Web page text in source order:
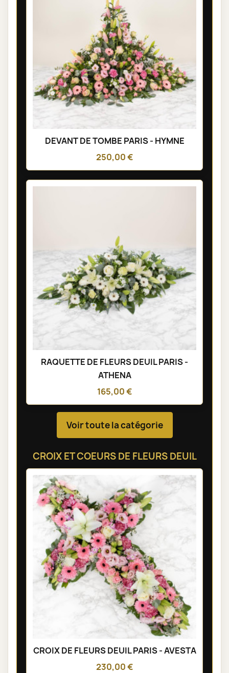
DEVANT DE TOMBE PARIS - HYMNE
250,00 €
RAQUETTE DE FLEURS DEUIL PARIS -
ATHENA
165,00 €
Voir toute la catégorie
CROIX ET COEURS DE FLEURS DEUIL
CROIX DE FLEURS DEUIL PARIS - AVESTA
230,00 €